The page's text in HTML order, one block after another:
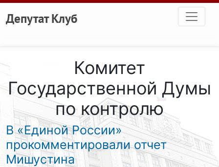
Перейти к основному содержанию
Депутат Клуб
Комитет
Государственной Думы
по контролю
В «Единой России»
прокомментировали отчет
Мишуcтина